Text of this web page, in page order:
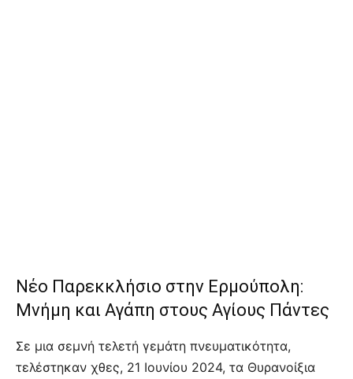
Νέο Παρεκκλήσιο στην Ερμούπολη:
Μνήμη και Αγάπη στους Αγίους Πάντες
Σε μια σεμνή τελετή γεμάτη πνευματικότητα,
τελέστηκαν χθες, 21 Ιουνίου 2024, τα Θυρανοίξια